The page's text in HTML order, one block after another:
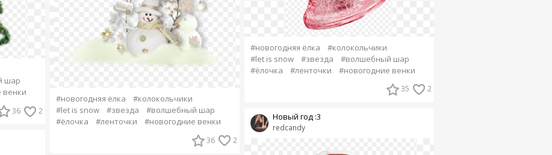
шар
венки
36 2
#новогодняя ёлка
#колокольчики
#let is snow
#звезда
#волшебный шар
#ёлочка
#ленточки #новогодние венки
36 2
#новогодняя ёлка
#колокольчики
#let is snow
#звезда
#волшебный шар
#ёлочка
#ленточки #новогодние венки
35 2
redcandy
Новый год :3